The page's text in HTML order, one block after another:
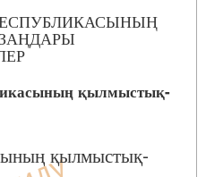
қылмыстық-
қылмыстық-